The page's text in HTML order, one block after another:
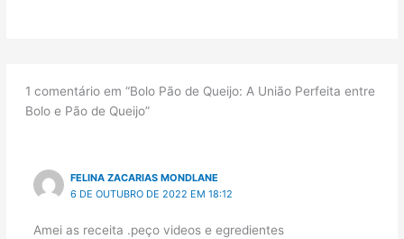
1 comentário em “Bolo Pão de Queijo: A União Perfeita entre
Bolo e Pão de Queijo”
FELINA ZACARIAS MONDLANE
6 DE OUTUBRO DE 2022 EM 18:12
Amei as receita .peço videos e egredientes